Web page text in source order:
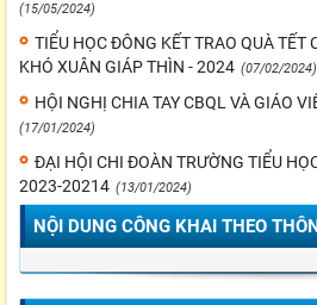
(15/05/2024)
TIỂU HỌC ĐÔNG KẾT TRAO QUÀ TẾT
KHÓ XUÂN GIÁP THÌN - 2024 (07/02/2024)
HỘI NGHỊ CHIA TAY CBQL VÀ GIÁO
(17/01/2024)
ĐẠI HỘI CHI ĐOÀN TRƯỜNG TIỂU
2023-20214 (13/01/2024)
NỘI DUNG CÔNG KHAI THEO